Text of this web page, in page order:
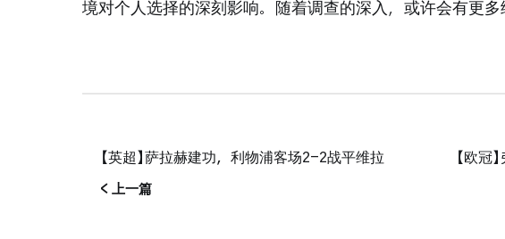
境对个人选择的深刻影响。随着调查的深入，或许会有更多
【英超】萨拉赫建功，利物浦客场2-2战平维拉
< 上一篇
【欧冠